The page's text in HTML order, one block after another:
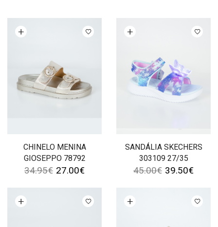
CHINELO MENINA
GIOSEPPO 78792
opções
34.95€ 27.00€
SANDÁLIA SKECHERS
303109 27/35
Ver opções
45.00€ 39.50€
opções Ver opções